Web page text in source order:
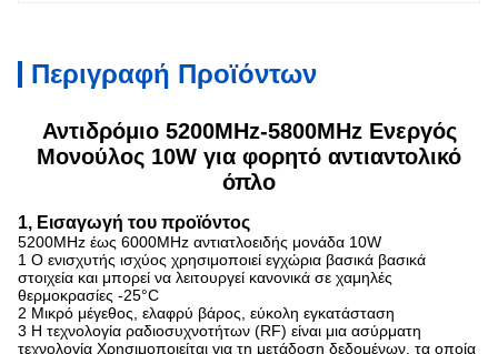
Περιγραφή Προϊόντων
Αντιδρόμιο 5200MHz-5800MHz Ενεργός
Μονούλος 10W για φορητό αντιαντολικό
όπλο
1, Εισαγωγή του προϊόντος
5200MHz έως 6000MHz αντιατλοειδής μονάδα 10W
1 Ο ενισχυτής ισχύος χρησιμοποιεί εγχώρια βασικά βασικά
στοιχεία και μπορεί να λειτουργεί κανονικά σε χαμηλές
θερμοκρασίες -25°C
2 Μικρό μέγεθος, ελαφρύ βάρος, εύκολη εγκατάσταση
3 Η τεχνολογία ραδιοσυχνοτήτων (RF) είναι μια ασύρματη
τεχνολογία Χρησιμοποιείται για τη μετάδοση δεδομένων, τα οποία